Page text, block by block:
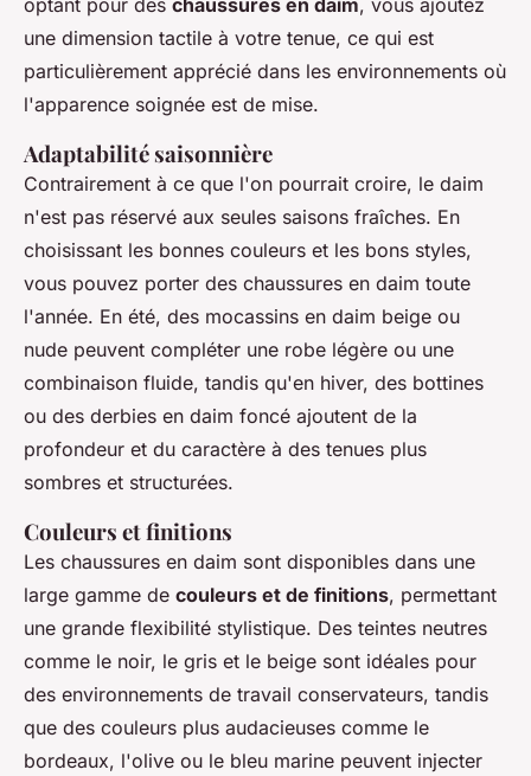
optant pour des chaussures en daim, vous ajoutez
une dimension tactile à votre tenue, ce qui est
particulièrement apprécié dans les environnements où
l'apparence soignée est de mise.
Adaptabilité saisonnière
Contrairement à ce que l'on pourrait croire, le daim
n'est pas réservé aux seules saisons fraîches. En
choisissant les bonnes couleurs et les bons styles,
vous pouvez porter des chaussures en daim toute
l'année. En été, des mocassins en daim beige ou
nude peuvent compléter une robe légère ou une
combinaison fluide, tandis qu'en hiver, des bottines
ou des derbies en daim foncé ajoutent de la
profondeur et du caractère à des tenues plus
sombres et structurées.
Couleurs et finitions
Les chaussures en daim sont disponibles dans une
large gamme de couleurs et de finitions, permettant
une grande flexibilité stylistique. Des teintes neutres
comme le noir, le gris et le beige sont idéales pour
des environnements de travail conservateurs, tandis
que des couleurs plus audacieuses comme le
bordeaux, l'olive ou le bleu marine peuvent injecter